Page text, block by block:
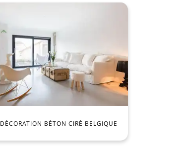
DÉCORATION BÉTON CIRÉ BELGIQUE